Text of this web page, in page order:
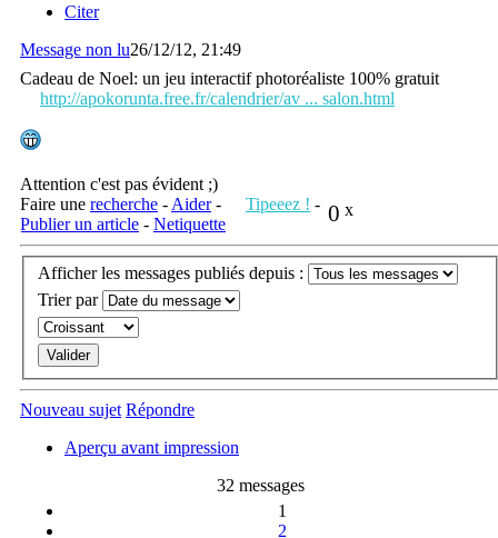
Citer
Message non lu26/12/12, 21:49
Cadeau de Noel: un jeu interactif photoréaliste 100% gratuit
http://apokorunta.free.fr/calendrier/av ... salon.html
Attention c'est pas évident ;)
0 x
Faire une recherche - Aider- Tipeeez ! -
Publier un article - Netiquette
Afficher les messages publiés depuis :
Trier par
Nouveau sujet Répondre
Aperçu avant impression
32 messages
1
2